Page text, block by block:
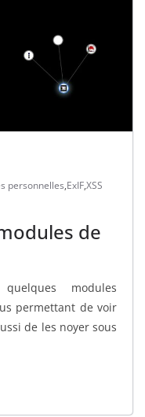
personnelles,ExIF,XSS
de
modules
permettant de voir
de les noyer sous